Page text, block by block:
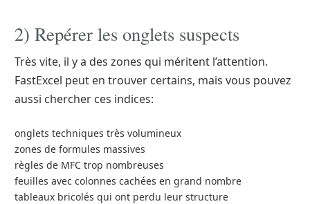
2) Repérer les onglets suspects
Très vite, il y a des zones qui méritent l’attention.
FastExcel peut en trouver certains, mais vous pouvez
aussi chercher ces indices:
onglets techniques très volumineux
zones de formules massives
règles de MFC trop nombreuses
feuilles avec colonnes cachées en grand nombre
tableaux bricolés qui ont perdu leur structure